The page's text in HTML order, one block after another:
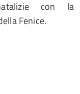
con la
Fenice.